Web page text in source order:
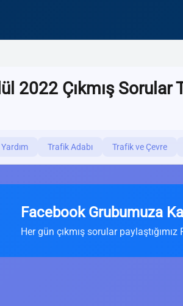
2022 Çıkmış Sorular
Trafik Adabı Trafik ve Çevre
Facebook Grubumuza
Her gün çıkmış sorular